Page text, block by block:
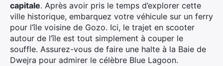
capitale. Après avoir pris le temps d’explorer cette
ville historique, embarquez votre véhicule sur un ferry
pour l’île voisine de Gozo. Ici, le trajet en scooter
autour de l’île est tout simplement à couper le
souffle. Assurez-vous de faire une halte à la Baie de
Dwejra pour admirer le célèbre Blue Lagoon.